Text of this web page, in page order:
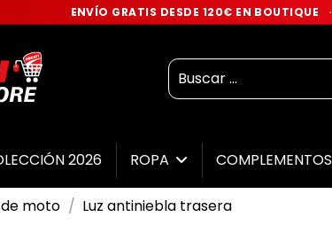
ENVÍO GRATIS DESDE 120€ EN BOUTIQUE ·
2026 ROPA COMPLEMENTOS
moto Luz antiniebla trasera